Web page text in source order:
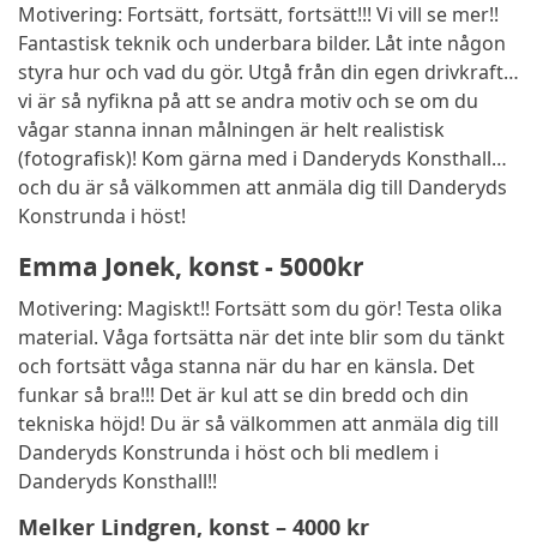
Motivering: Fortsätt, fortsätt, fortsätt!!! Vi vill se mer!!
Fantastisk teknik och underbara bilder. Låt inte någon
styra hur och vad du gör. Utgå från din egen drivkraft…
vi är så nyfikna på att se andra motiv och se om du
vågar stanna innan målningen är helt realistisk
(fotografisk)! Kom gärna med i Danderyds Konsthall…
och du är så välkommen att anmäla dig till Danderyds
Konstrunda i höst!
Emma Jonek, konst - 5000kr
Motivering: Magiskt!! Fortsätt som du gör! Testa olika
material. Våga fortsätta när det inte blir som du tänkt
och fortsätt våga stanna när du har en känsla. Det
funkar så bra!!! Det är kul att se din bredd och din
tekniska höjd! Du är så välkommen att anmäla dig till
Danderyds Konstrunda i höst och bli medlem i
Danderyds Konsthall!!
Melker Lindgren, konst – 4000 kr